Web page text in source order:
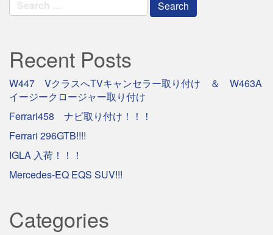
for:
Recent Posts
W447 VクラスへTVキャンセラー取り付け ＆ W463A
イージークロージャー取り付け
Ferrari458 ナビ取り付け！！！
Ferrari 296GTB!!!!
IGLA 入荷！！！
Mercedes-EQ EQS SUV!!!
Categories